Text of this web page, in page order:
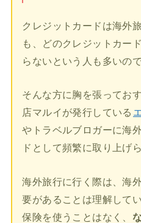
クレジットカードは海外
も、どのクレジットカー
らないという人も多いの
そんな方に胸を張ってお
店マルイが発行している
やトラベルブロガーに海
ドとして頻繁に取り上げ
海外旅行に行く際は、海
要があることは理解して
保険を使うことはなく、